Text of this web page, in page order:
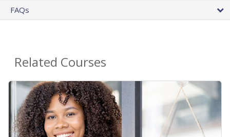
FAQs
Related Courses